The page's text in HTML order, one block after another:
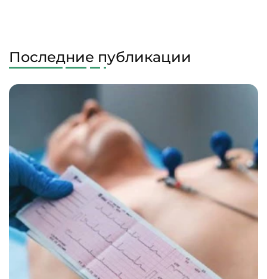
Последние публикации